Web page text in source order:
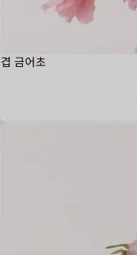
겹 금어초